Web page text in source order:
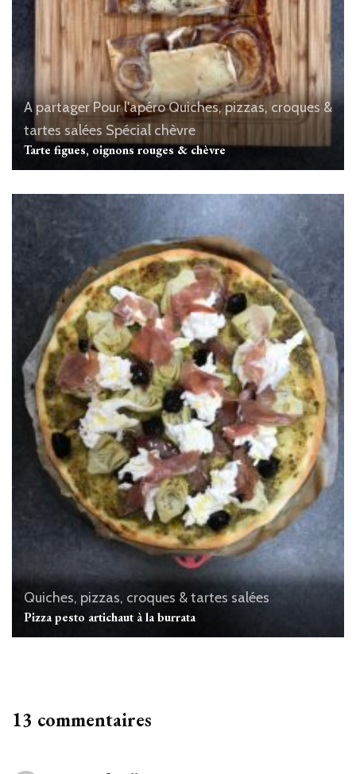
A partagerPour l'apéroQuiches, pizzas, croques &
tartes salées Spécial chèvre
Tarte figues, oignons rouges & chèvre
Quiches, pizzas, croques & tartes salées
Pizza pesto artichaut à la burrata
13 commentaires